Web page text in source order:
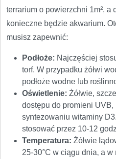
terrarium o powierzchni 1m², a
konieczne będzie akwarium.
musisz zapewnić:
Podłoże: Najczęściej
torf. W przypadku żółwi
podłoże wodne lub
Oświetlenie: Żółwie,
dostępu do promieni
syntezowaniu witaminy
stosować przez 10-12
Temperatura: Żółwie
25-30°C w ciągu dnia, a